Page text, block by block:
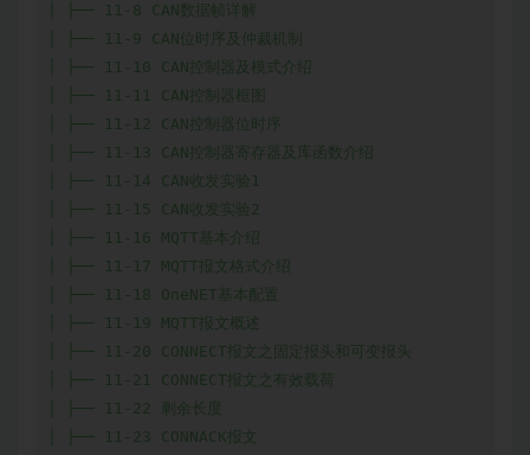
│ ├── 11-8 CAN数据帧详解
│ ├── 11-9 CAN位时序及仲裁机制
│ ├── 11-10 CAN控制器及模式介绍
│ ├── 11-11 CAN控制器框图
│ ├── 11-12 CAN控制器位时序
│ ├── 11-13 CAN控制器寄存器及库函数介绍
│ ├── 11-14 CAN收发实验1
│ ├── 11-15 CAN收发实验2
│ ├── 11-16 MQTT基本介绍
│ ├── 11-17 MQTT报文格式介绍
│ ├── 11-18 OneNET基本配置
│ ├── 11-19 MQTT报文概述
│ ├── 11-20 CONNECT报文之固定报头和可变报头
│ ├── 11-21 CONNECT报文之有效载荷
│ ├── 11-22 剩余长度
│ ├── 11-23 CONNACK报文